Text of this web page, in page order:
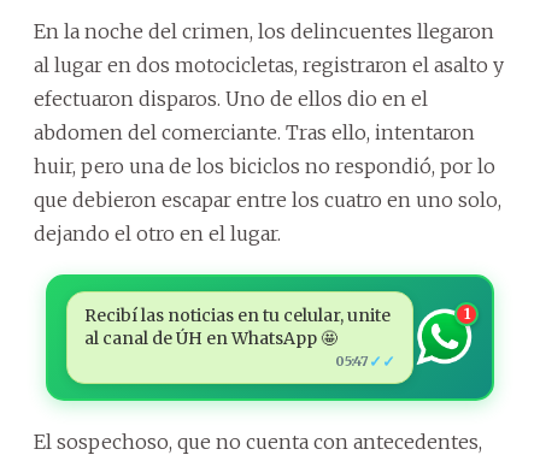
En la noche del crimen, los delincuentes llegaron
al lugar en dos motocicletas, registraron el asalto y
efectuaron disparos. Uno de ellos dio en el
abdomen del comerciante. Tras ello, intentaron
huir, pero una de los biciclos no respondió, por lo
que debieron escapar entre los cuatro en uno solo,
dejando el otro en el lugar.
Recibí las noticias en tu celular, unite
al canal de ÚH en WhatsApp 🤩
05:47 ✓✓
1
El sospechoso, que no cuenta con antecedentes,